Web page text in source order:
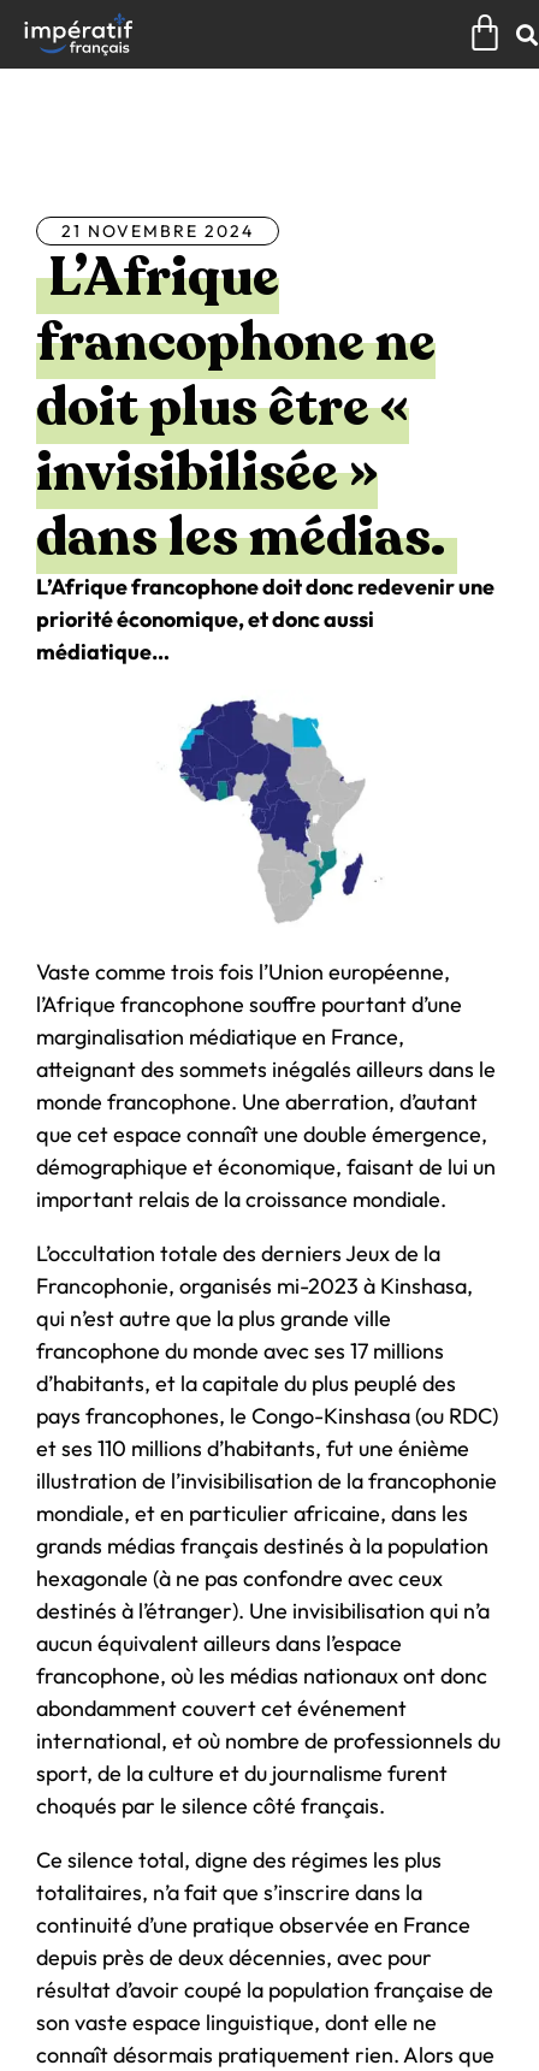
contenu
21 NOVEMBRE 2024
L’Afrique
francophone ne
doit plus être «
invisibilisée »
dans les médias.
L’Afrique francophone doit donc redevenir une
priorité économique, et donc aussi
médiatique…
Vaste comme trois fois l’Union européenne,
l’Afrique francophone souffre pourtant d’une
marginalisation médiatique en France,
atteignant des sommets inégalés ailleurs dans le
monde francophone. Une aberration, d’autant
que cet espace connaît une double émergence,
démographique et économique, faisant de lui un
important relais de la croissance mondiale.
L’occultation totale des derniers Jeux de la
Francophonie, organisés mi-2023 à Kinshasa,
qui n’est autre que la plus grande ville
francophone du monde avec ses 17 millions
d’habitants, et la capitale du plus peuplé des
pays francophones, le Congo-Kinshasa (ou RDC)
et ses 110 millions d’habitants, fut une énième
illustration de l’invisibilisation de la francophonie
mondiale, et en particulier africaine, dans les
grands médias français destinés à la population
hexagonale (à ne pas confondre avec ceux
destinés à l’étranger). Une invisibilisation qui n’a
aucun équivalent ailleurs dans l’espace
francophone, où les médias nationaux ont donc
abondamment couvert cet événement
international, et où nombre de professionnels du
sport, de la culture et du journalisme furent
choqués par le silence côté français.
Ce silence total, digne des régimes les plus
totalitaires, n’a fait que s’inscrire dans la
continuité d’une pratique observée en France
depuis près de deux décennies, avec pour
résultat d’avoir coupé la population française de
son vaste espace linguistique, dont elle ne
connaît désormais pratiquement rien. Alors que